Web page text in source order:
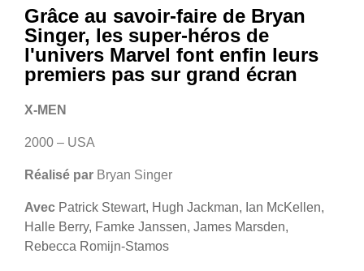
Grâce au savoir-faire de Bryan
Singer, les super-héros de
l'univers Marvel font enfin leurs
premiers pas sur grand écran
X-MEN
2000 – USA
Réalisé par Bryan Singer
Avec Patrick Stewart, Hugh Jackman, Ian McKellen,
Halle Berry, Famke Janssen, James Marsden,
Rebecca Romijn-Stamos